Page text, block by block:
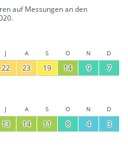
auf Messungen an den
J A S O N D
22 23 19 14 9 7
J A S O N D
13 14 11 8 4 3